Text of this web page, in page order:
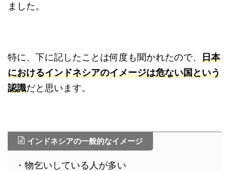
ました。
特に、下に記したことは何度も聞かれたので、 日本
におけるインドネシアのイメージは危ない国という
認識だと思います。
インドネシアの一般的なイメージ
・物乞いしている人が多い